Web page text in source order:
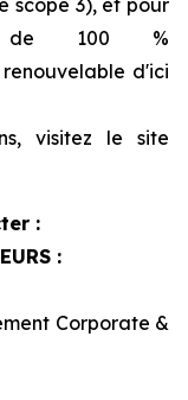
scope 3), et pour
de 100 %
d'ici
visitez le site
:
:
Corporate &